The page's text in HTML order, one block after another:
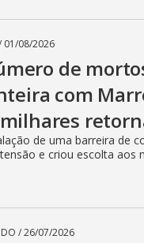
01/08/2026
de
com
de uma barreira de
e criou escolta aos
/26/07/2026